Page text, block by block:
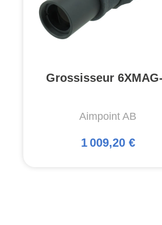
Grossisseur
Aimpoint AB
1 009,20 €